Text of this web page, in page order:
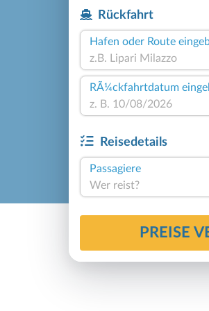
Rückfahrt
Hafen oder Route
RÃ¼ckfahrtdatum
Reisedetails
Passagiere
Wer reist?
PREISE